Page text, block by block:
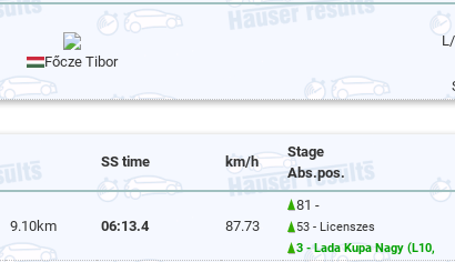
Főcze Tibor
SS time km/h
Stage
Abs.pos.
9.10km 06:13.4 87.73
81 -
53 - Licenszes
3 - Lada Kupa Nagy (L10,